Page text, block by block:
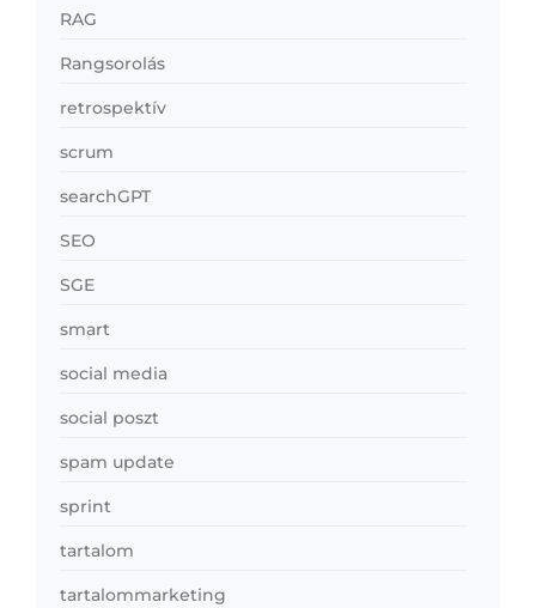
RAG
Rangsorolás
retrospektív
scrum
searchGPT
SEO
SGE
smart
social media
social poszt
spam update
sprint
tartalom
tartalommarketing